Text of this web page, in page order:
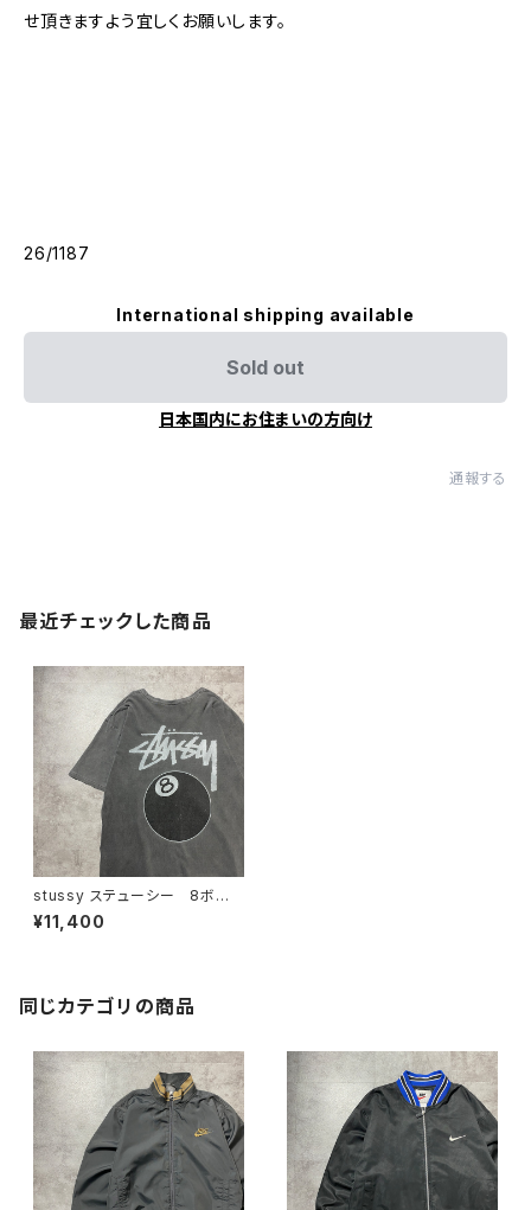
せ頂きますよう宜しくお願いします。
26/1187
International shipping available
Sold out
日本国内にお住まいの方向け
通報する
最近チェックした商品
stussy ステューシー 8ボー
ル ビリヤード グラフィック
バックプリント フェード加工
¥11,400
同じカテゴリの商品